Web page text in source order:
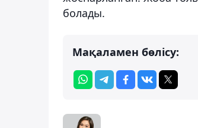
болады.
Мақаламен бөлісу: